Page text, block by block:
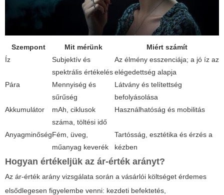
Szempont Mit mérünk
Miért számít
Íz
Subjektív és
spektrális értékelés
Az élmény esszenciája; a jó íz az
elégedettség alapja
Pára
Mennyiség és
sűrűség
Látvány és telítettség
befolyásolása
Akkumulátor
mAh, ciklusok
száma, töltési idő
Használhatóság és mobilitás
AnyagminőségFém, üveg,
műanyag keverék
Tartósság, esztétika és érzés a
kézben
Hogyan értékeljük az ár-érték arányt?
Az ár-érték arány vizsgálata során a vásárlói költséget érdemes
elsődlegesen figyelembe venni: kezdeti befektetés,